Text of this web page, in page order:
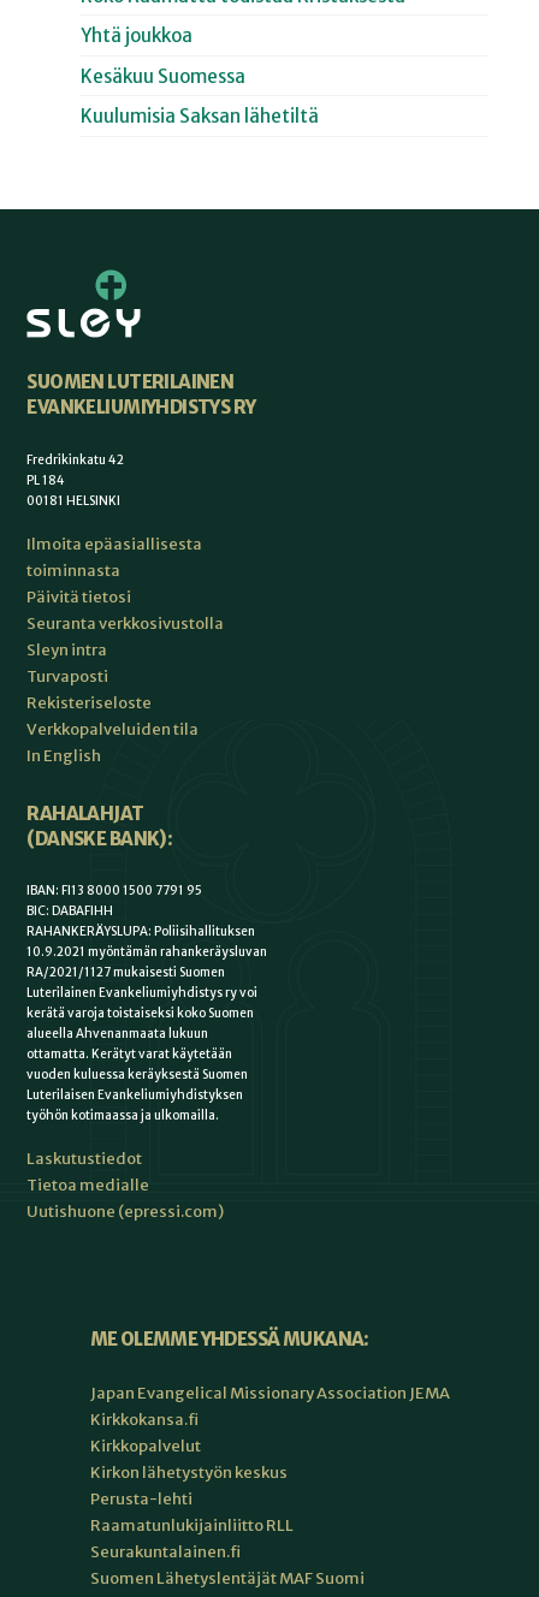
Yhtä joukkoa
Kesäkuu Suomessa
Kuulumisia Saksan lähetiltä
SUOMEN LUTERILAINEN
EVANKELIUMIYHDISTYS RY
Fredrikinkatu 42
PL 184
00181 HELSINKI
Ilmoita epäasiallisesta
toiminnasta
Päivitä tietosi
Seuranta verkkosivustolla
Sleyn intra
Turvaposti
Rekisteriseloste
Verkkopalveluiden tila
In English
RAHALAHJAT
(DANSKE BANK):
IBAN: FI13 8000 1500 7791 95
BIC: DABAFIHH
RAHANKERÄYSLUPA: Poliisihallituksen
10.9.2021 myöntämän rahankeräysluvan
RA/2021/1127 mukaisesti Suomen
Luterilainen Evankeliumiyhdistys ry voi
kerätä varoja toistaiseksi koko Suomen
alueella Ahvenanmaata lukuun
ottamatta. Kerätyt varat käytetään
vuoden kuluessa keräyksestä Suomen
Luterilaisen Evankeliumiyhdistyksen
työhön kotimaassa ja ulkomailla.
Laskutustiedot
Tietoa medialle
Uutishuone (epressi.com)
ME OLEMME YHDESSÄ MUKANA:
Japan Evangelical Missionary Association JEMA
Kirkkokansa.fi
Kirkkopalvelut
Kirkon lähetystyön keskus
Perusta-lehti
Raamatunlukijainliitto RLL
Seurakuntalainen.fi
Suomen Lähetyslentäjät MAF Suomi